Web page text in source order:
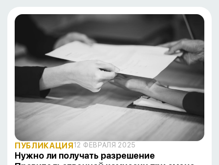
ПУБЛИКАЦИЯ12 ФЕВРАЛЯ 2025
Нужно ли получать разрешение